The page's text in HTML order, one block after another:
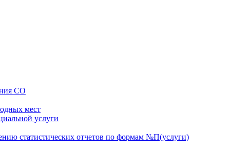
СО
мест
услуги
статистических отчетов по формам №П(услуги)